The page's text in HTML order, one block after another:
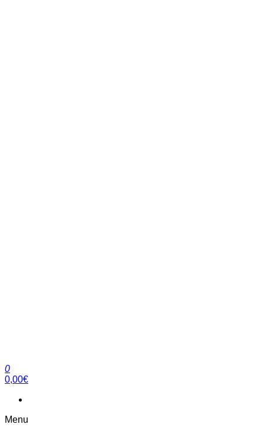
clubdial.fr
Tout est clair sur clubdial.fr !
0
0,00€
Menu